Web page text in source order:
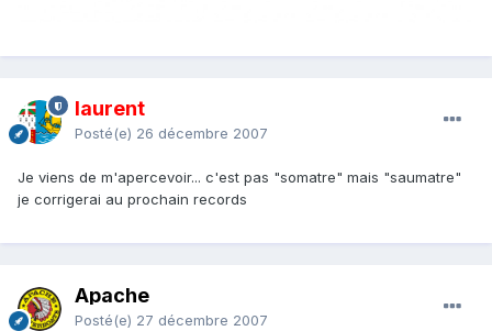
laurent
Posté(e) 26 décembre 2007
Je viens de m'apercevoir... c'est pas "somatre" mais "saumatre"
je corrigerai au prochain records
Apache
Posté(e) 27 décembre 2007